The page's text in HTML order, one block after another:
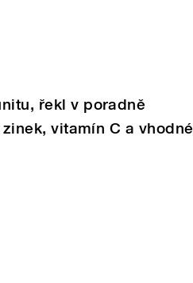
řekl v poradně
vitamín C a vhodné